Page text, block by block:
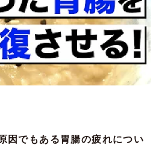
因でもある胃腸の疲れについ